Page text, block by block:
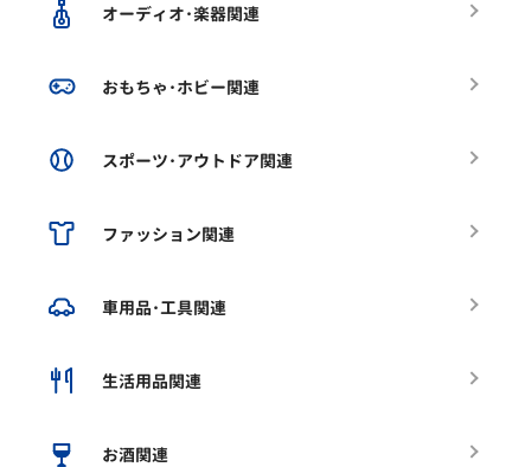
オーディオ･楽器関連
おもちゃ･ホビー関連
スポーツ･アウトドア関連
ファッション関連
車用品･工具関連
生活用品関連
お酒関連